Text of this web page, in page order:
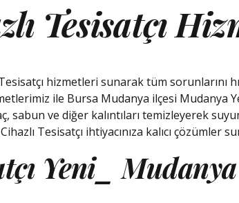
Tesisatçı
hizmetleri sunarak tüm
ile Bursa Mudanya ilçesi
sabun ve diğer kalıntıları temizleyerek
Tesisatçı ihtiyacınıza kalıcı
Yeni_ Mudanya